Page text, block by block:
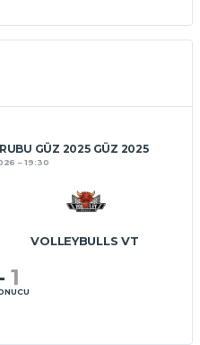
GÜZ 2025 GÜZ 2025
19:30
VOLLEYBULLS VT
1